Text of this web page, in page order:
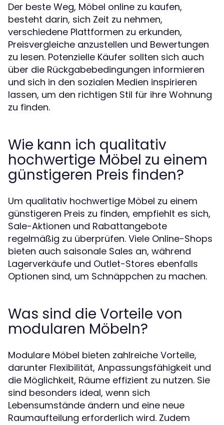
Der beste Weg, Möbel online zu kaufen,
besteht darin, sich Zeit zu nehmen,
verschiedene Plattformen zu erkunden,
Preisvergleiche anzustellen und Bewertungen
zu lesen. Potenzielle Käufer sollten sich auch
über die Rückgabebedingungen informieren
und sich in den sozialen Medien inspirieren
lassen, um den richtigen Stil für ihre Wohnung
zu finden.
Wie kann ich qualitativ
hochwertige Möbel zu einem
günstigeren Preis finden?
Um qualitativ hochwertige Möbel zu einem
günstigeren Preis zu finden, empfiehlt es sich,
Sale-Aktionen und Rabattangebote
regelmäßig zu überprüfen. Viele Online-Shops
bieten auch saisonale Sales an, während
Lagerverkäufe und Outlet-Stores ebenfalls
Optionen sind, um Schnäppchen zu machen.
Was sind die Vorteile von
modularen Möbeln?
Modulare Möbel bieten zahlreiche Vorteile,
darunter Flexibilität, Anpassungsfähigkeit und
die Möglichkeit, Räume effizient zu nutzen. Sie
sind besonders ideal, wenn sich
Lebensumstände ändern und eine neue
Raumaufteilung erforderlich wird. Zudem